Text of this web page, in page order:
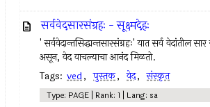
सर्ववेदसारसंग्रहः - सूक्ष्मदेहः
' सर्ववेदान्तसिद्धान्तसारसंग्रहः' यात सर्व वेदांतील
असून, वेद वाचल्याचा आनंद मिळतो.
Tags: ved, पुस्तक, वेद, संस्कृत
Type: PAGE | Rank: 1 | Lang: sa